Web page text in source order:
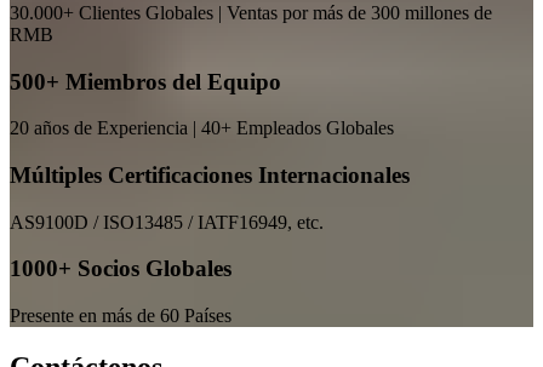
30.000+ Clientes Globales | Ventas por más de 300 millones de
RMB
500+ Miembros del Equipo
20 años de Experiencia | 40+ Empleados Globales
Múltiples Certificaciones Internacionales
AS9100D / ISO13485 / IATF16949, etc.
1000+ Socios Globales
Presente en más de 60 Países